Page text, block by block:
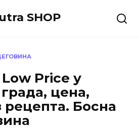
SHOP
Price у
цена,
рецепта. Босна